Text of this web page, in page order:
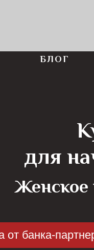
БЛОГ
для
Женское
партнера!